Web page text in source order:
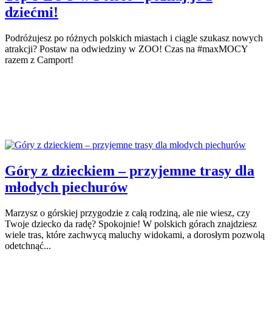
dziećmi!
Podróżujesz po różnych polskich miastach i ciągle szukasz nowych
atrakcji? Postaw na odwiedziny w ZOO! Czas na #maxMOCY
razem z Camport!
Góry z dzieckiem – przyjemne trasy dla
młodych piechurów
Marzysz o górskiej przygodzie z całą rodziną, ale nie wiesz, czy
Twoje dziecko da radę? Spokojnie! W polskich górach znajdziesz
wiele tras, które zachwycą maluchy widokami, a dorosłym pozwolą
odetchnąć...